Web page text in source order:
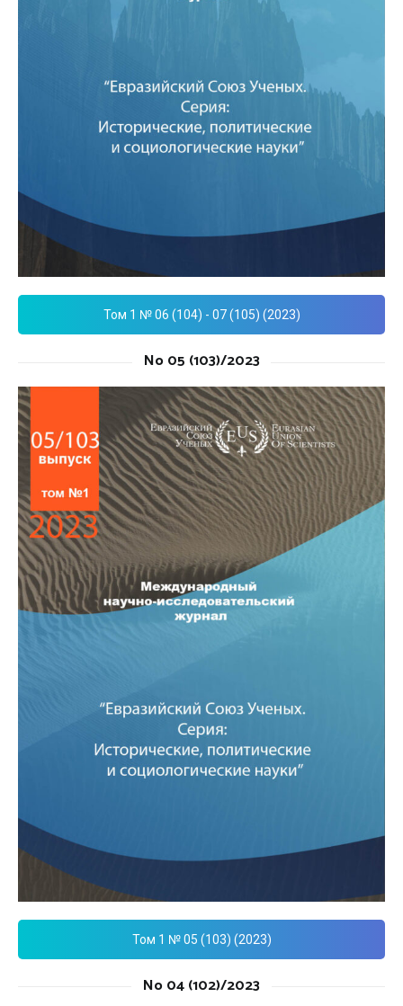
Том 1 № 06 (104) - 07 (105) (2023)
No 05 (103)/2023
Том 1 № 05 (103) (2023)
No 04 (102)/2023